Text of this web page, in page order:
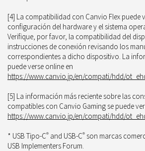
[4] La compatibilidad con Canvio Flex puede
configuración del hardware y el sistema
Verifique, por favor, la compatibilidad del
instrucciones de conexión revisando los
correspondientes a dicho dispositivo. La
puede verse online en
https://www.canvio.jp/en/compati/hdd/
[5] La información más reciente sobre las
compatibles con Canvio Gaming se puede
https://www.canvio.jp/en/compati/hdd/
* USB Tipo-C® and USB-C® son marcas
USB Implementers Forum.